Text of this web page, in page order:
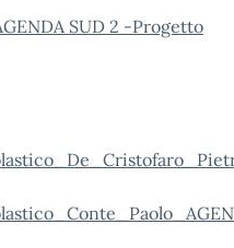
SUD 2 -Progetto